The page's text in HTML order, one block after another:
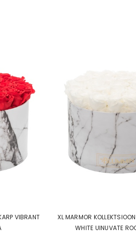
VIBRANT
XL MARMOR
WHITE UINUVATE